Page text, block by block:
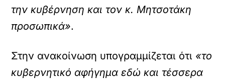
την κυβέρνηση και τον κ. Μητσοτάκη
προσωπικά».
Στην ανακοίνωση υπογραμμίζεται ότι «το
κυβερνητικό αφήγημα εδώ και τέσσερα